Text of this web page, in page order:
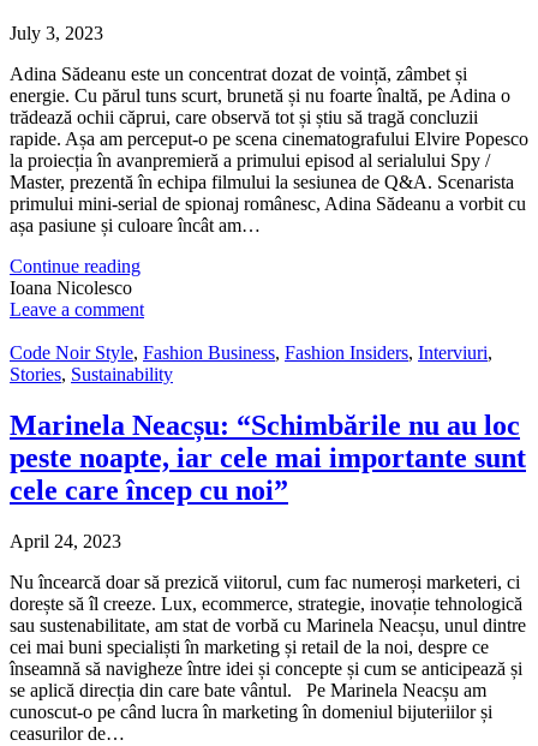
July 3, 2023
Adina Sădeanu este un concentrat dozat de voință, zâmbet și
energie. Cu părul tuns scurt, brunetă și nu foarte înaltă, pe Adina o
trădează ochii căprui, care observă tot și știu să tragă concluzii
rapide. Așa am perceput-o pe scena cinematografului Elvire Popesco
la proiecția în avanpremieră a primului episod al serialului Spy /
Master, prezentă în echipa filmului la sesiunea de Q&A. Scenarista
primului mini-serial de spionaj românesc, Adina Sădeanu a vorbit cu
așa pasiune și culoare încât am…
Continue reading
Ioana Nicolesco
Leave a comment
Code Noir Style, Fashion Business, Fashion Insiders, Interviuri,
Stories, Sustainability
Marinela Neacșu: “Schimbările nu au loc
peste noapte, iar cele mai importante sunt
cele care încep cu noi”
April 24, 2023
Nu încearcă doar să prezică viitorul, cum fac numeroși marketeri, ci
dorește să îl creeze. Lux, ecommerce, strategie, inovație tehnologică
sau sustenabilitate, am stat de vorbă cu Marinela Neacșu, unul dintre
cei mai buni specialiști în marketing și retail de la noi, despre ce
înseamnă să navigheze între idei și concepte și cum se anticipează și
se aplică direcția din care bate vântul. Pe Marinela Neacșu am
cunoscut-o pe când lucra în marketing în domeniul bijuteriilor și
ceasurilor de…